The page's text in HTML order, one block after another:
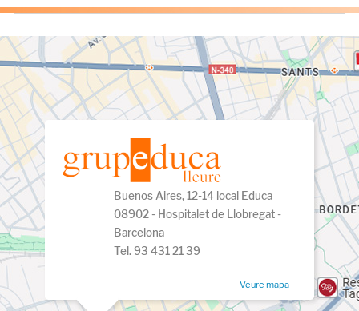
Buenos Aires, 12-14 local Educa
08902 - Hospitalet de Llobregat -
Barcelona
Tel. 93 431 21 39
Veure mapa